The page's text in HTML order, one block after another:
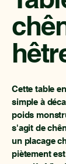
Cette table
simple à
poids
s'agit de
un placage
piètement